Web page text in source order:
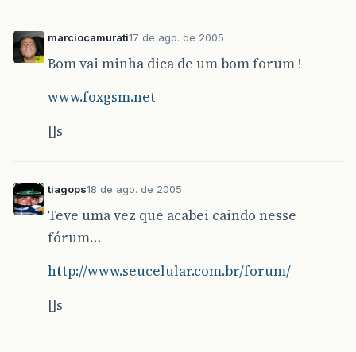
marciocamurati17 de ago. de 2005
Bom vai minha dica de um bom forum !
www.foxgsm.net
[]s
tiagops18 de ago. de 2005
Teve uma vez que acabei caindo nesse
fórum…
http://www.seucelular.com.br/forum/
[]s